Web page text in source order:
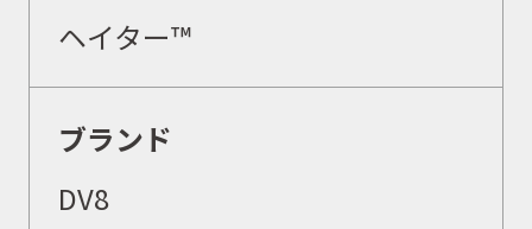
ヘイター™
ブランド
DV8